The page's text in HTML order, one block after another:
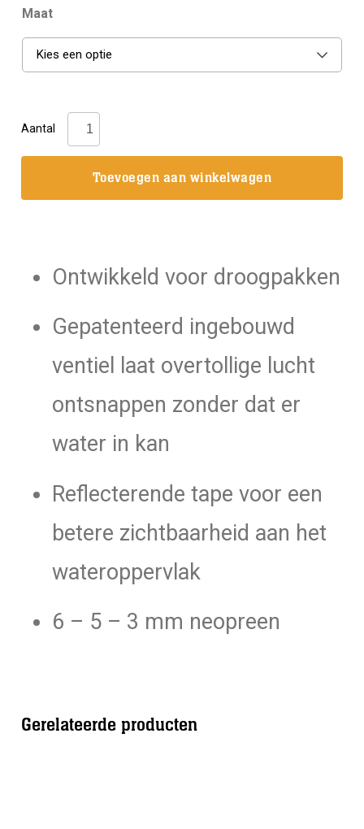
Maat
Kies een optie
Aantal
Mares:
XR3
Toevoegen aan winkelwagen
Ontwikkeld voor droogpakken
Gepatenteerd ingebouwd
ventiel laat overtollige lucht
ontsnappen zonder dat er
water in kan
Reflecterende tape voor een
betere zichtbaarheid aan het
wateroppervlak
6 – 5 – 3 mm neopreen
Gerelateerde producten